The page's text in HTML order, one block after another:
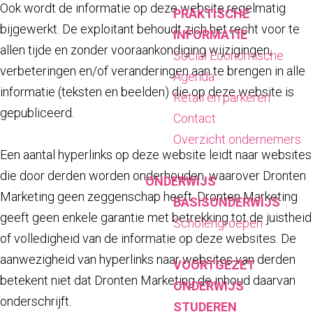
PRAKTISCHE
INFORMATIE
Social Economische
Agenda
Retail en parkeren
Contact
Overzicht ondernemers
ONDERWIJS
BASISONDERWIJS
Scholengroepen
VOORTGEZET
ONDERWIJS
STUDEREN
Ook wordt de informatie op deze website regelmatig
bijgewerkt. De exploitant behoudt zich het recht voor te
allen tijde en zonder vooraankondiging wijzigingen,
verbeteringen en/of veranderingen aan te brengen in alle
informatie (teksten en beelden) die op deze website is
gepubliceerd.
Een aantal hyperlinks op deze website leidt naar websites
die door derden worden onderhouden, waarover Dronten
Marketing geen zeggenschap heeft. Dronten Marketing
geeft geen enkele garantie met betrekking tot de juistheid
of volledigheid van de informatie op deze websites. De
aanwezigheid van hyperlinks naar websites van derden
betekent niet dat Dronten Marketing de inhoud daarvan
onderschrijft.